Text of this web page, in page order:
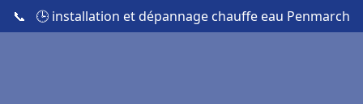
📞 🕒 installation et dépannage chauffe eau Penmarch